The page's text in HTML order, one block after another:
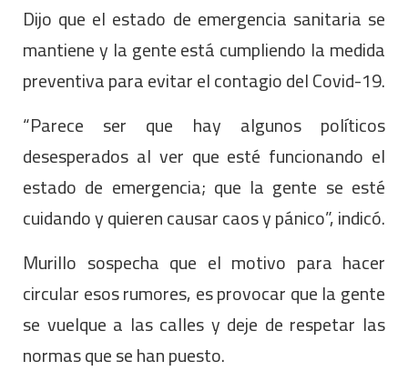
Dijo que el estado de emergencia sanitaria se
mantiene y la gente está cumpliendo la medida
preventiva para evitar el contagio del Covid-19.
“Parece ser que hay algunos políticos
desesperados al ver que esté funcionando el
estado de emergencia; que la gente se esté
cuidando y quieren causar caos y pánico”, indicó.
Murillo sospecha que el motivo para hacer
circular esos rumores, es provocar que la gente
se vuelque a las calles y deje de respetar las
normas que se han puesto.